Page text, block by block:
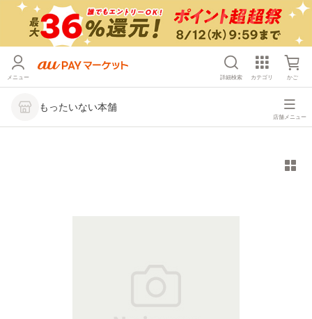
メニュー 詳細検索 カテゴリ かご
もったいない本舗
店舗メニュー